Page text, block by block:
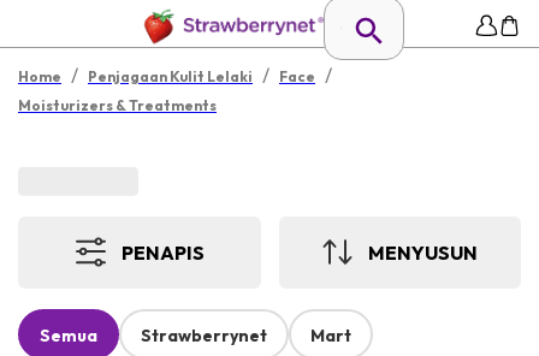
Home / Penjagaan Kulit Lelaki / Face /
Moisturizers & Treatments
PENAPIS MENYUSUN
Semua Strawberrynet Mart